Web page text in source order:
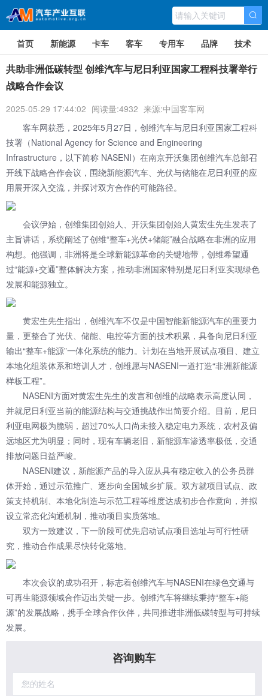
首页 新能源 卡车 客车 专用车 品牌 技术
共助非洲低碳转型 创维汽车与尼日利亚国家工程科技署举行
战略合作会议
2025-05-29 17:44:02 阅读量:4932 来源:中国客车网
客车网获悉，2025年5月27日，创维汽车与尼日利亚国家工程科
技署（National Agency for Science and Engineering
Infrastructure，以下简称 NASENI）在南京开沃集团创维汽车总部召
开线下战略合作会议，围绕新能源汽车、光伏与储能在尼日利亚的应
用展开深入交流，并探讨双方合作的可能路径。
会议伊始，创维集团创始人、开沃集团创始人黄宏生先生发表了
主旨讲话，系统阐述了创维“整车+光伏+储能”融合战略在非洲的应用
构想。他强调，非洲将是全球新能源革命的关键地带，创维希望通
过“能源+交通”整体解决方案，推动非洲国家特别是尼日利亚实现绿色
发展和能源独立。
黄宏生先生指出，创维汽车不仅是中国智能新能源汽车的重要力
量，更整合了光伏、储能、电控等方面的技术积累，具备向尼日利亚
输出“整车+能源”一体化系统的能力。计划在当地开展试点项目、建立
本地化组装体系和培训人才，创维愿与NASENI一道打造“非洲新能源
样板工程”。
NASENI方面对黄宏生先生的发言和创维的战略表示高度认同，
并就尼日利亚当前的能源结构与交通挑战作出简要介绍。目前，尼日
利亚电网极为脆弱，超过70%人口尚未接入稳定电力系统，农村及偏
远地区尤为明显；同时，现有车辆老旧，新能源车渗透率极低，交通
排放问题日益严峻。
NASENI建议，新能源产品的导入应从具有稳定收入的公务员群
体开始，通过示范推广、逐步向全国城乡扩展。双方就项目试点、政
策支持机制、本地化制造与示范工程等维度达成初步合作意向，并拟
设立常态化沟通机制，推动项目实质落地。
双方一致建议，下一阶段可优先启动试点项目选址与可行性研
究，推动合作成果尽快转化落地。
本次会议的成功召开，标志着创维汽车与NASENI在绿色交通与
可再生能源领域合作迈出关键一步。创维汽车将继续秉持“整车+能
源”的发展战略，携手全球合作伙伴，共同推进非洲低碳转型与可持续
发展。
咨询购车